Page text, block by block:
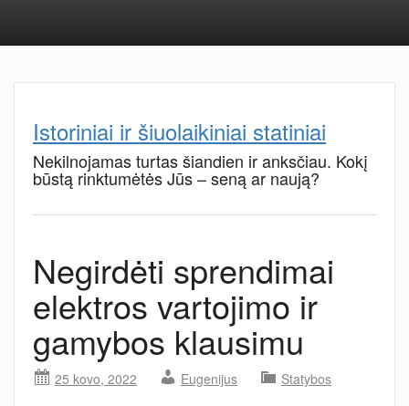
Istoriniai ir šiuolaikiniai statiniai
Nekilnojamas turtas šiandien ir anksčiau. Kokį
būstą rinktumėtės Jūs – seną ar naują?
Negirdėti sprendimai
elektros vartojimo ir
gamybos klausimu
25 kovo, 2022 Eugenijus Statybos